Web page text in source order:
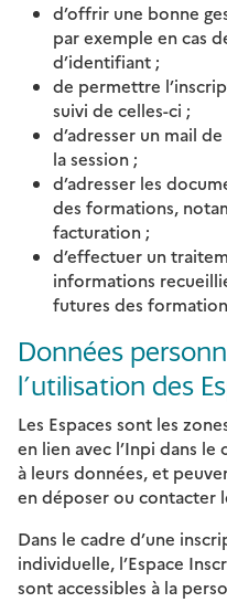
d’offrir une bonne
par exemple en cas
d’identifiant ;
de permettre
suivi de celles-ci ;
d’adresser un mail
la session ;
d’adresser les
des formations,
facturation ;
d’effectuer un
informations
futures des
Données
l’utilisation des
Les Espaces sont les
en lien avec l’Inpi dans
à leurs données, et
en déposer ou contacter
Dans le cadre d’une
individuelle, l’Espace
sont accessibles à la